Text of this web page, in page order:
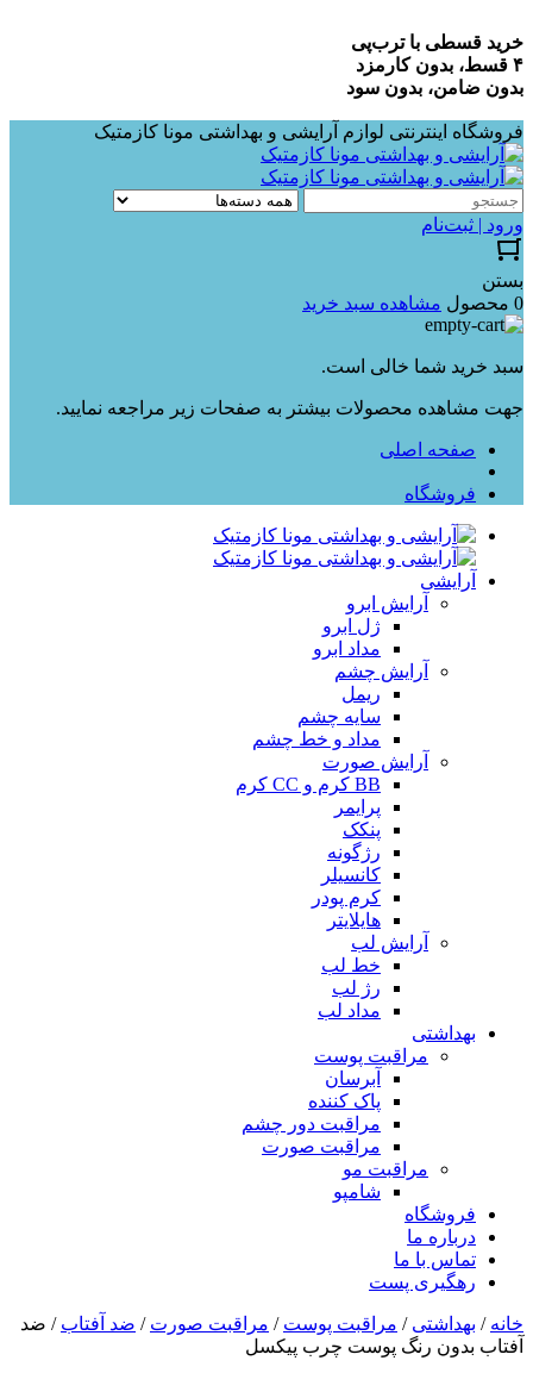
خرید قسطی با ترب‌پی
۴ قسط، بدون کارمزد
بدون ضامن، بدون سود
فروشگاه اینترنتی لوازم آرایشی و بهداشتی مونا کازمتیک
ورود | ثبت‌نام
بستن
0 محصول
مشاهده سبد خرید
سبد خرید شما خالی است.
جهت مشاهده محصولات بیشتر به صفحات زیر مراجعه نمایید.
صفحه اصلی
فروشگاه
آرایشی
آرایش ابرو
ژل ابرو
مداد ابرو
آرایش چشم
ریمل
سایه چشم
مداد و خط چشم
آرایش صورت
BB کرم و CC کرم
پرایمر
پنکک
رژگونه
کانسیلر
کرم پودر
هایلایتر
آرایش لب
خط لب
رژ لب
مداد لب
بهداشتی
مراقبت پوست
آبرسان
پاک کننده
مراقبت دور چشم
مراقبت صورت
مراقبت مو
شامپو
فروشگاه
درباره ما
تماس با ما
رهگیری پست
خانه / بهداشتی / مراقبت پوست / مراقبت صورت / ضد آفتاب / ضد
آفتاب بدون رنگ پوست چرب پیکسل